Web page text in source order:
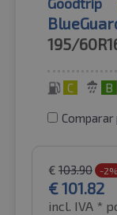
195/
C B
Comparar
€ 103.90 -2%
€101.82
incl. IVA *